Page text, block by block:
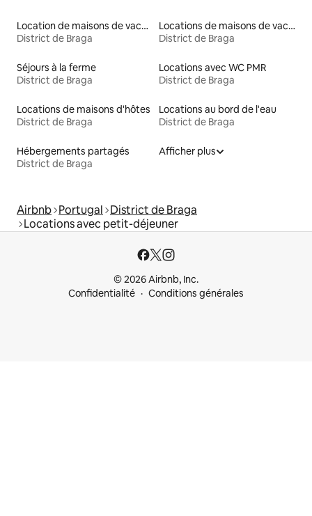
Location de maisons de vacances
District de Braga
Locations de maisons de vacances
District de Braga
Séjours à la ferme
District de Braga
Locations avec WC PMR
District de Braga
Locations de maisons d'hôtes
District de Braga
Locations au bord de l'eau
District de Braga
Hébergements partagés
District de Braga
Afficher plus
Airbnb Portugal District de Braga
Locations avec petit-déjeuner
© 2026 Airbnb, Inc.
Confidentialité
Conditions générales